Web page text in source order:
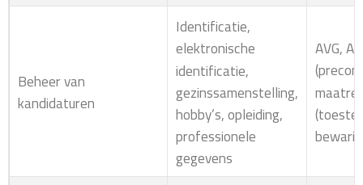
Beheer van
kandidaturen
Identificatie,
elektronische
identificatie,
gezinssamenstelling,
hobby’s, opleiding,
professionele
gegevens
AVG,